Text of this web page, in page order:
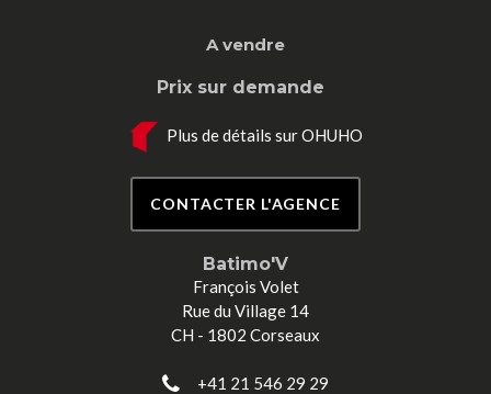
A vendre
Prix sur demande
Plus de détails sur OHUHO
CONTACTER L'AGENCE
Batimo'V
François Volet
Rue du Village 14
CH - 1802 Corseaux
+41 21 546 29 29